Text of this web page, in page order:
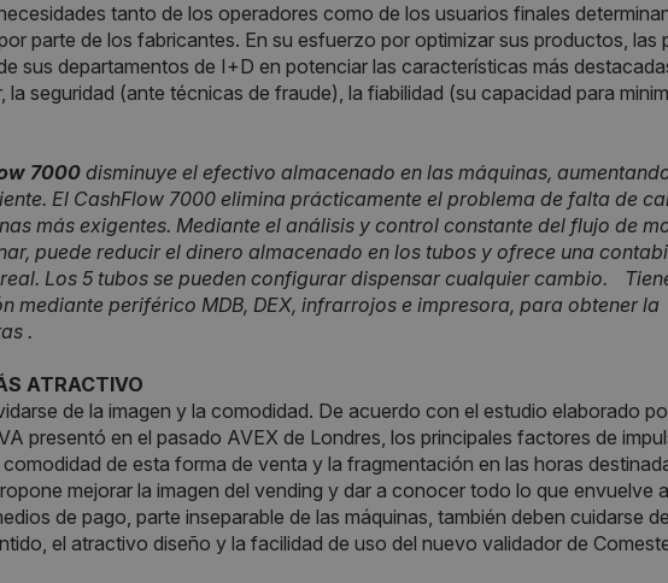
tanto de los operadores como de los usuarios finales
parte de los fabricantes. En su esfuerzo por optimizar sus productos, las
sus departamentos de I+D en potenciar las características más
la seguridad (ante técnicas de fraude), la fiabilidad (su capacidad para
7000disminuye el efectivo almacenado en las máquinas,
El CashFlow 7000 elimina prácticamente el problema de falta de
más exigentes. Mediante el análisis y control constante del flujo de
puede reducir el dinero almacenado en los tubos y ofrece una
Los 5 tubos se pueden configurar dispensar cualquier cambio.
mediante periférico MDB, DEX, infrarrojos e impresora, para obtener la
.
ATRACTIVO
de la imagen y la comodidad. De acuerdo con el estudio elaborado
presentó en el pasado AVEX de Londres, los principales factores de
de esta forma de venta y la fragmentación en las horas
mejorar la imagen del vending y dar a conocer todo lo que envuelve
de pago, parte inseparable de las máquinas, también deben cuidarse
el atractivo diseño y la facilidad de uso del nuevo validador de